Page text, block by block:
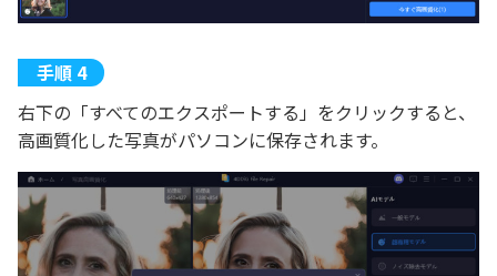
右下の「すべてのエクスポートする」をクリックすると、
高画質化した写真がパソコンに保存されます。